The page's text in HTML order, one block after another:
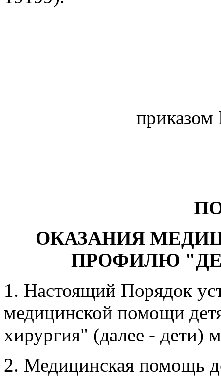
приказом
ОКАЗАНИЯ
ПРОФИЛЮ
1. Настоящий Порядок
медицинской помощи
хирургия" (далее - дети)
2. Медицинская помощь